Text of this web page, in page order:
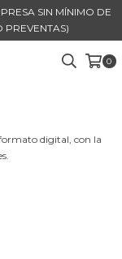
SIN MÍNIMO DE
0
digital, con la